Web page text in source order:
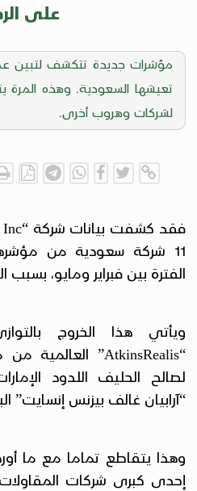
على
مؤشرات جديدة تتكشف لتبين
تعيشها السعودية. وهذه
لشركات وهروب أخرى.
فقد كشفت بيانات شركة “
11 شركة سعودية من
الفترة بين فبراير ومايو، بسبب
ويأتي هذا الخروج
“
AtkinsRealis” العالمية من
لصالح الحليف اللدود
“آرابيان غالف بيزنس إنسايت”
وهذا يتقاطع تماما مع ما
إحدى كبرى شركات